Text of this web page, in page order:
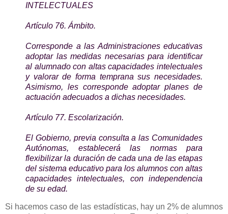
INTELECTUALES
Artículo 76. Ámbito.
Corresponde a las Administraciones educativas
adoptar las medidas necesarias para identificar
al alumnado con altas capacidades intelectuales
y valorar de forma temprana sus necesidades.
Asimismo, les corresponde adoptar planes de
actuación adecuados a dichas necesidades.
Artículo 77. Escolarización.
El Gobierno, previa consulta a las Comunidades
Autónomas, establecerá las normas para
flexibilizar la duración de cada una de las etapas
del sistema educativo para los alumnos con altas
capacidades intelectuales, con independencia
de su edad.
Si hacemos caso de las estadísticas, hay un 2% de alumnos